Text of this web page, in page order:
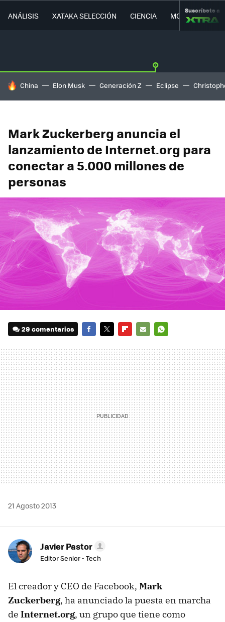
ANÁLISIS XATAKA SELECCIÓN CIENCIA MOVILIDAD
Suscríbete a
HOY SE HABLA DE
China Elon Musk Generación Z Eclipse
Mark Zuckerberg anuncia el
lanzamiento de Internet.org para
conectar a 5.000 millones de
personas
29 comentarios
MAIL
21 Agosto 2013
Javier Pastor
Editor Senior - Tech
El creador y CEO de Facebook, Mark
Zuckerberg, ha anunciado la puesta en marcha
de Internet.org, un grupo que tiene como